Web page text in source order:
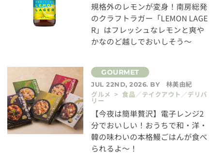
規格外のレモンが変身！南房総発
のクラフトラガー「LEMON LAGE
R」はフレッシュなレモンと爽や
かなのど越しでおいしそう～
JUL 22ND, 2026. BY
林美由紀
グルメ > 食品／テイクアウト／デリバ
リー
【今夜は簡単贅沢】電子レンジ2
分でおいしい！おうちで和・洋・
韓の味わいの本格鰻ごはんが食べ
られるよ～！